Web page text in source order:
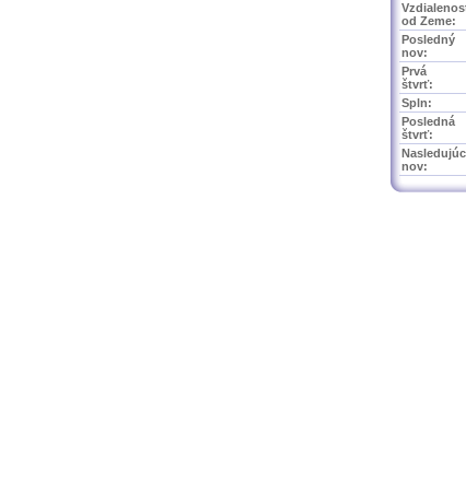
od Zeme:
Posledný
nov:
Prvá
štvrť:
Spln:
Posledná
štvrť:
nov: